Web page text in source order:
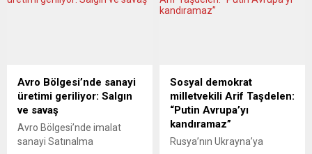
onayladı. 705
mahkemeye taşımayı
planlıyor. Konuyla ilgili görüş
ayrılıkları Avrupa basınına da
yansıyor. ECHO24 (Çek
Cumhuriyet) NÜKLEER
ENERJİ FİYAT İSTİKRARINI
haksız ve ağır suçlamalarla
Frankfurt’ta başarılı bir
ameliyat geçirdi ve...
Avro Bölgesi’nde sanayi
üretimi geriliyor: Salgın
ve savaş
Avro Bölgesi’nde imalat
sanayi Satınalma
Sosyal demokrat
milletvekili Arif Taşdelen:
“Putin Avrupa’yı
kandıramaz”
Rusya’nın Ukrayna’ya